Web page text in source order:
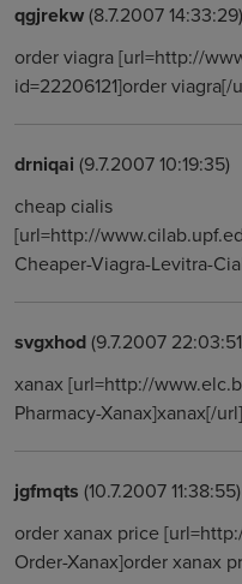
qgjrekw(8.7.2007 14:33:29)
order viagra [url=http://
id=22206121]order viagra[/
drniqai (9.7.2007 10:19:35)
cheap cialis
[url=http://
Cheaper-Viagra-Levitra-
svgxhod(9.7.2007
xanax [url=http://
Pharmacy-Xanax]xanax[/url]
jgfmqts (10.7.2007 11:38:55)
order xanax price
Order-Xanax]order xanax